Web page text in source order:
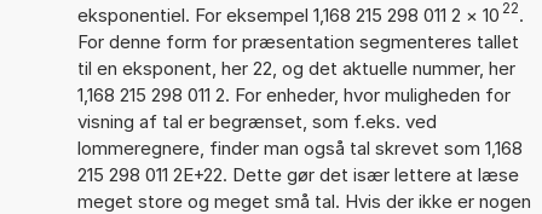
eksponentiel. For eksempel 1,168 215 298 011 2 × 10 22.
For denne form for præsentation segmenteres tallet
til en eksponent, her 22, og det aktuelle nummer, her
1,168 215 298 011 2. For enheder, hvor muligheden for
visning af tal er begrænset, som f.eks. ved
lommeregnere, finder man også tal skrevet som 1,168
215 298 011 2E+22. Dette gør det især lettere at læse
meget store og meget små tal. Hvis der ikke er nogen